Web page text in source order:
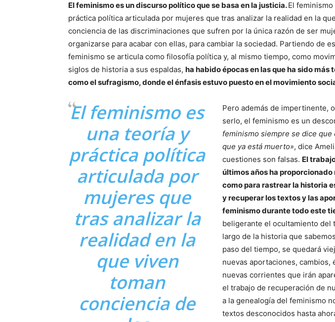
El feminismo es un discurso político que se basa en la justicia.El
práctica política articulada por mujeres que tras analizar la realidad en la
conciencia de las discriminaciones que sufren por la única razón de ser
organizarse para acabar con ellas, para cambiar la sociedad. Partiendo de
feminismo se articula como filosofía política y, al mismo tiempo, como
siglos de historia a sus espaldas, ha habido épocas en las que ha sido más
como el sufragismo, donde el énfasis estuvo puesto en el movimiento
El feminismo es
una teoría y
práctica política
articulada por
mujeres que
tras analizar la
realidad en la
que viven
toman
conciencia de
Pero además de impertinente,
serlo, el feminismo es un
feminismo siempre se dice que
que ya está muerto», dice
cuestiones son falsas. El
últimos años ha
como para rastrear la historia
y recuperar los textos y las
feminismo durante todo este
beligerante el ocultamiento del
largo de la historia que
paso del tiempo, se quedará
nuevas aportaciones, cambios,
nuevas corrientes que irán
el trabajo de recuperación de
a la genealogía del feminismo
textos desconocidos hasta